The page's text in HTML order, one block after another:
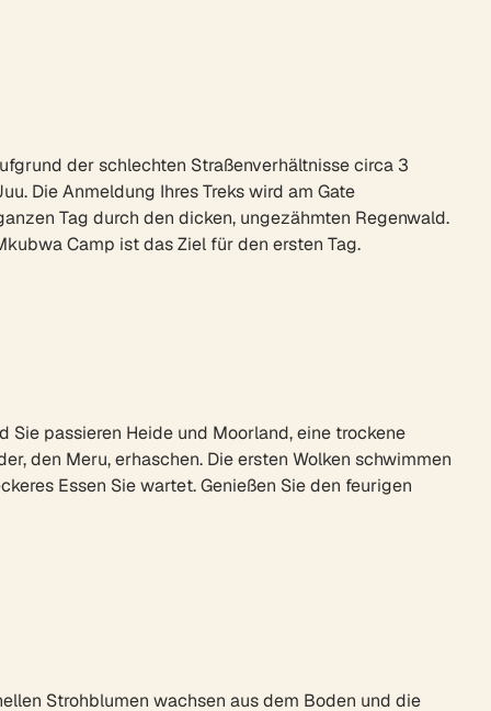
der schlechten Straßenverhältnisse circa 3
Die Anmeldung Ihres Treks wird am Gate
Tag durch den dicken, ungezähmten Regenwald.
Camp ist das Ziel für den ersten Tag.
Sie passieren Heide und Moorland, eine trockene
den Meru, erhaschen. Die ersten Wolken schwimmen
Essen Sie wartet. Genießen Sie den feurigen
Strohblumen wachsen aus dem Boden und die